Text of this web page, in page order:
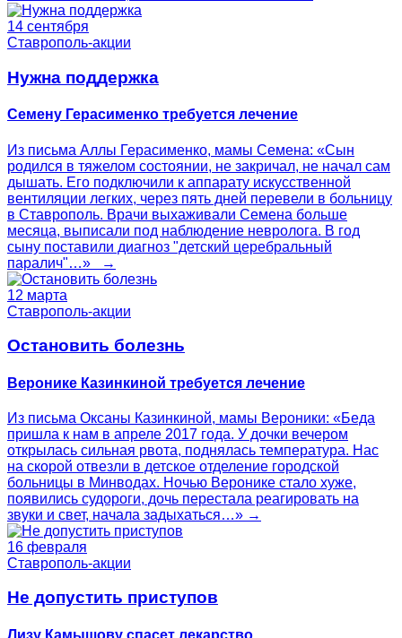
14 сентября
Ставрополь-акции
Нужна поддержка
Семену Герасименко требуется лечение
Из письма Аллы Герасименко, мамы Семена: «Сын
родился в тяжелом состоянии, не закричал, не начал сам
дышать. Его подключили к аппарату искусственной
вентиляции легких, через пять дней перевели в больницу
в Ставрополь. Врачи выхаживали Семена больше
месяца, выписали под наблюдение невролога. В год
сыну поставили диагноз "детский церебральный
паралич"…» →
12 марта
Ставрополь-акции
Остановить болезнь
Веронике Казинкиной требуется лечение
Из письма Оксаны Казинкиной, мамы Вероники: «Беда
пришла к нам в апреле 2017 года. У дочки вечером
открылась сильная рвота, поднялась температура. Нас
на скорой отвезли в детское отделение городской
больницы в Минводах. Ночью Веронике стало хуже,
появились судороги, дочь перестала реагировать на
звуки и свет, начала задыхаться…» →
16 февраля
Ставрополь-акции
Не допустить приступов
Лизу Камышову спасет лекарство